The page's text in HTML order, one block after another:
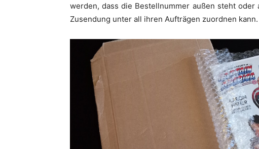
werden, dass die Bestellnummer außen steht
Zusendung unter all ihren Aufträgen zuordnen kann.